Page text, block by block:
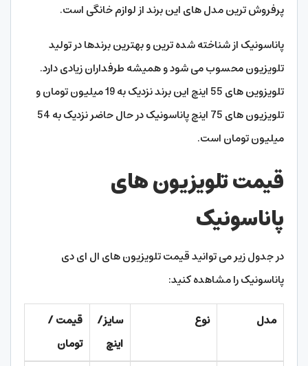
پرفروش ترین مدل های این برند از لوازم خانگی است.
پاناسونیک از شناخته شده ترین و بهترین برندها در تولید
تلویزیون محسوب می شود و همیشه طرفداران زیادی دارد.
تلویزوین های 55 اینچ این برند نزدیک به 19 میلیون تومان و
تلویزیون های 75 اینچ پاناسونیک در حال حاضر نزدیک به 54
میلیون تومان است.
قیمت تلویزیون های
پاناسونیک
در جدول زیر می توانید قیمت تلویزیون های ال ای دی
پاناسونیک را مشاهده کنید:
مدل نوع
سایز/
اینچ
قیمت /
تومان